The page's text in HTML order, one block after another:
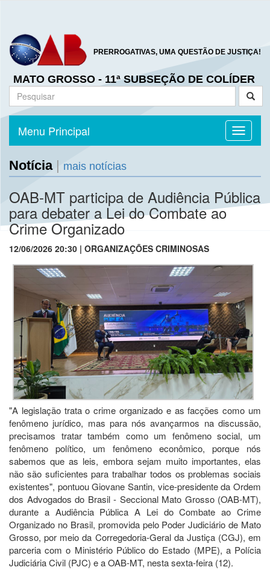
PRERROGATIVAS, UMA QUESTÃO DE JUSTIÇA!
MATO GROSSO - 11ª SUBSEÇÃO DE COLÍDER
Toggle
Menu Principal
Notícia| mais notícias
OAB-MT participa de Audiência Pública
para debater a Lei do Combate ao
Crime Organizado
12/06/2026 20:30 | ORGANIZAÇÕES CRIMINOSAS
"A legislação trata o crime organizado e as facções como um
fenômeno jurídico, mas para nós avançarmos na discussão,
precisamos tratar também como um fenômeno social, um
fenômeno político, um fenômeno econômico, porque nós
sabemos que as leis, embora sejam muito importantes, elas
não são suficientes para trabalhar todos os problemas sociais
existentes", pontuou Giovane Santin, vice-presidente da Ordem
dos Advogados do Brasil - Seccional Mato Grosso (OAB-MT),
durante a Audiência Pública A Lei do Combate ao Crime
Organizado no Brasil, promovida pelo Poder Judiciário de Mato
Grosso, por meio da Corregedoria-Geral da Justiça (CGJ), em
parceria com o Ministério Público do Estado (MPE), a Polícia
Judiciária Civil (PJC) e a OAB-MT, nesta sexta-feira (12).